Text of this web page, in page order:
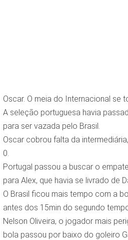
Oscar. O meia do Internacional se
A seleção portuguesa havia
para ser vazada pelo Brasil.
Oscar cobrou falta da
0.
Portugal passou a buscar o
para Alex, que havia se livrado de
O Brasil ficou mais tempo com a
antes dos 15min do segundo
Nelson Oliveira, o jogador mais
bola passou por baixo do goleiro